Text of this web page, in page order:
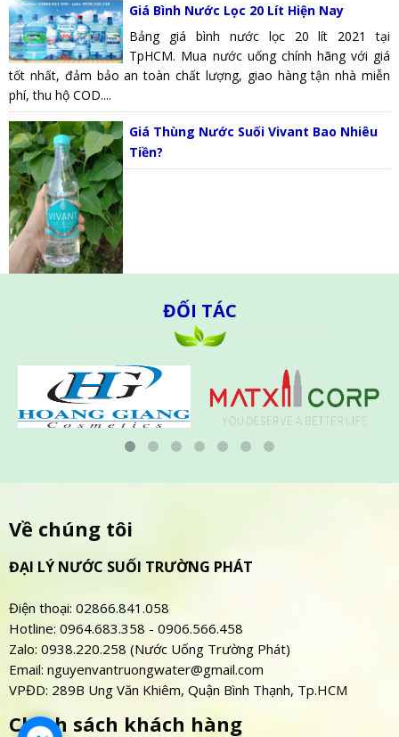
Giá Bình Nước Lọc 20 Lít Hiện Nay
Bảng giá bình nước lọc 20 lít 2021 tại
TpHCM. Mua nước uống chính hãng với giá
tốt nhất, đảm bảo an toàn chất lượng, giao hàng tận nhà miễn
phí, thu hộ COD....
Giá Thùng Nước Suối Vivant Bao Nhiêu
Tiền?
ĐỐI TÁC
Về chúng tôi
ĐẠI LÝ NƯỚC SUỐI TRƯỜNG PHÁT
Điện thoại: 02866.841.058
Hotline: 0964.683.358 - 0906.566.458
Zalo: 0938.220.258 (Nước Uống Trường Phát)
Email: nguyenvantruongwater@gmail.com
VPĐD: 289B Ung Văn Khiêm, Quận Bình Thạnh, Tp.HCM
Chính sách khách hàng